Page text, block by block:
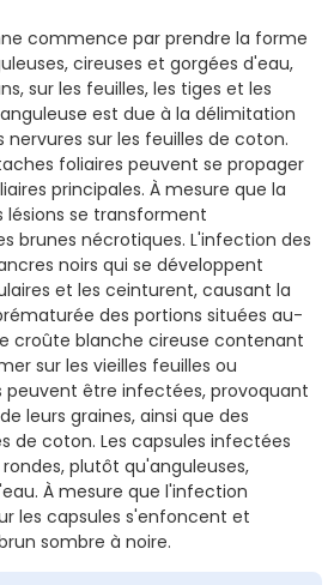
commence par prendre la forme
cireuses et gorgées d'eau,
sur les feuilles, les tiges et les
est due à la délimitation
nervures sur les feuilles de coton.
foliaires peuvent se propager
principales. À mesure que la
lésions se transforment
brunes nécrotiques. L'infection des
noirs qui se développent
et les ceinturent, causant la
des portions situées au-
croûte blanche cireuse contenant
sur les vieilles feuilles ou
peuvent être infectées, provoquant
leurs graines, ainsi que des
de coton. Les capsules infectées
plutôt qu'anguleuses,
À mesure que l'infection
les capsules s'enfoncent et
sombre à noire.